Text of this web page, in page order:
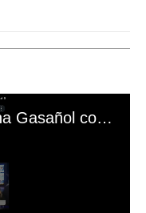
El mal momento de Yanina Gasañol con un hincha argentino en "Subrayado"